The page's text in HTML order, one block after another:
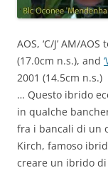
AOS, ‘C/J’ AM/
(17.0cm n.s.), and
2001 (14.5cm n.s.)
… Questo ibrido
in qualche
fra i bancali di un
Kirch, famoso
creare un ibrido